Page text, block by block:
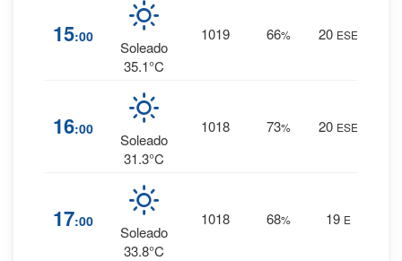
15:00
Soleado
35.1°C
1019 66% 20 ESE
16:00
Soleado
31.3°C
1018 73% 20 ESE
17:00
Soleado
33.8°C
1018 68% 19 E